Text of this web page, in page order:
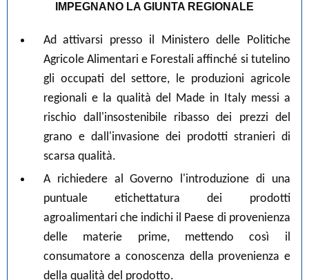
IMPEGNANO LA GIUNTA REGIONALE
Ad attivarsi presso il Ministero delle Politiche
Agricole Alimentari e Forestali affinché si tutelino
gli occupati del settore, le produzioni agricole
regionali e la qualità del Made in Italy messi a
rischio dall'insostenibile ribasso dei prezzi del
grano e dall'invasione dei prodotti stranieri di
scarsa qualità.
A richiedere al Governo l'introduzione di una
puntuale etichettatura dei prodotti
agroalimentari che indichi il Paese di provenienza
delle materie prime, mettendo così il
consumatore a conoscenza della provenienza e
della qualità del prodotto.